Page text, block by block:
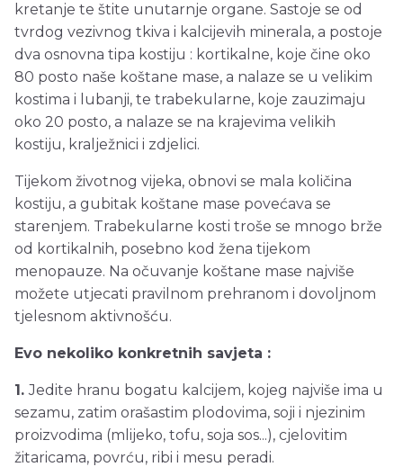
kretanje te štite unutarnje organe. Sastoje se od
tvrdog vezivnog tkiva i kalcijevih minerala, a postoje
dva osnovna tipa kostiju : kortikalne, koje čine oko
80 posto naše koštane mase, a nalaze se u velikim
kostima i lubanji, te trabekularne, koje zauzimaju
oko 20 posto, a nalaze se na krajevima velikih
kostiju, kralježnici i zdjelici.
Tijekom životnog vijeka, obnovi se mala količina
kostiju, a gubitak koštane mase povećava se
starenjem. Trabekularne kosti troše se mnogo brže
od kortikalnih, posebno kod žena tijekom
menopauze. Na očuvanje koštane mase najviše
možete utjecati pravilnom prehranom i dovoljnom
tjelesnom aktivnošću.
Evo nekoliko konkretnih savjeta :
1.Jedite hranu bogatu kalcijem, kojeg najviše ima u
sezamu, zatim orašastim plodovima, soji i njezinim
proizvodima (mlijeko, tofu, soja sos...), cjelovitim
žitaricama, povrću, ribi i mesu peradi.